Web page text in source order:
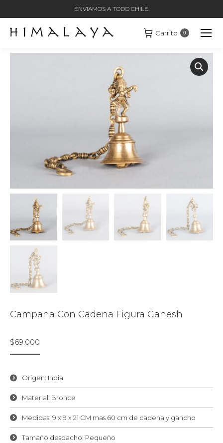
ENVIAMOS A TODO CHILE.
Carrito 0
Campana Con Cadena Figura Ganesh
$69.000
Origen: India
Material: Bronce
Medidas: 9 x 9 x 21 CM mas 60 cm de cadena y gancho
Tamaño despacho: Pequeño